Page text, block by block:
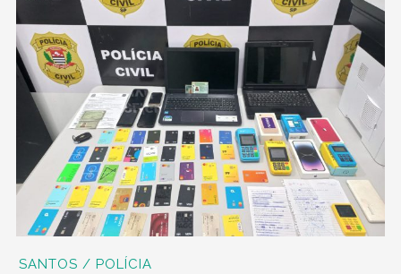
SANTOS / POLÍCIA